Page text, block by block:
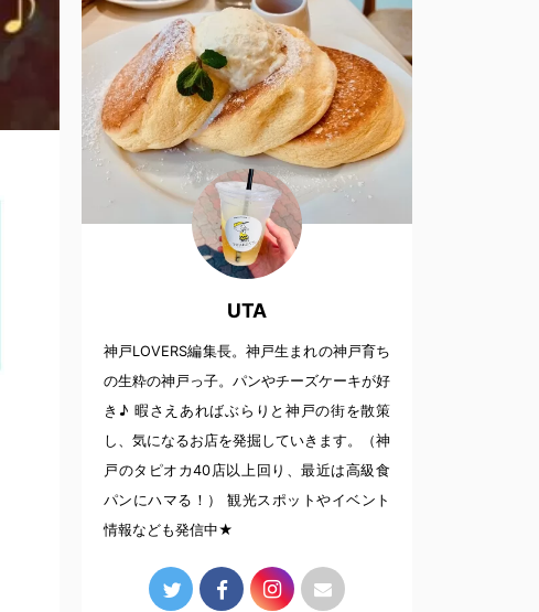
UTA
神戸LOVERS編集長。神戸生まれの神戸育ち
の生粋の神戸っ子。パンやチーズケーキが好
き♪ 暇さえあればぶらりと神戸の街を散策
し、気になるお店を発掘していきます。（神
戸のタピオカ40店以上回り、最近は高級食
パンにハマる！） 観光スポットやイベント
情報なども発信中★